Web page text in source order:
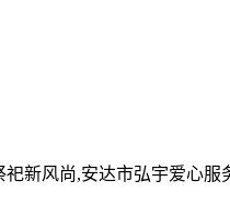
新风尚,安达市弘宇爱心